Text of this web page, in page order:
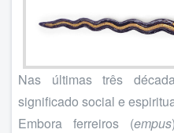
Nas últimas três
significado social e
Embora ferreiros (empus